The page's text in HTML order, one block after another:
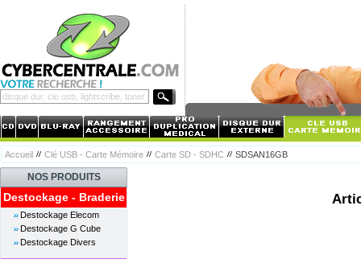
Accueil Clé USB - Carte Mémoire Carte SD - SDHC SDSAN16GB
NOS PRODUITS
Destockage - Braderie
Destockage Elecom
Destockage G Cube
Destockage Divers